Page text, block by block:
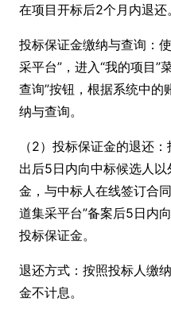
在项目开标后2个月内退还。
投标保证金缴纳与查询：
采平台”，进入“我的项目”
查询”按钮，根据系统中
纳与查询。
（2）投标保证金的退还
出后5日内向中标候选人
金，与中标人在线签订合
道集采平台”备案后5日内
投标保证金。
退还方式：按照投标人缴
金不计息。